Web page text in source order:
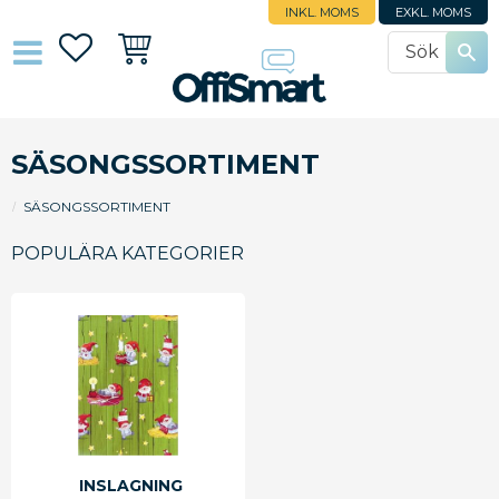
INKL. MOMS EXKL. MOMS
FavoriterKundvagn
SÄSONGSSORTIMENT
SÄSONGSSORTIMENT
POPULÄRA KATEGORIER
INSLAGNING